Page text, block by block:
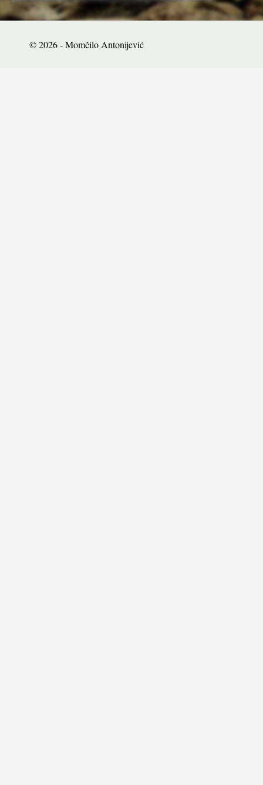
© 2026 - Momčilo Antonijević